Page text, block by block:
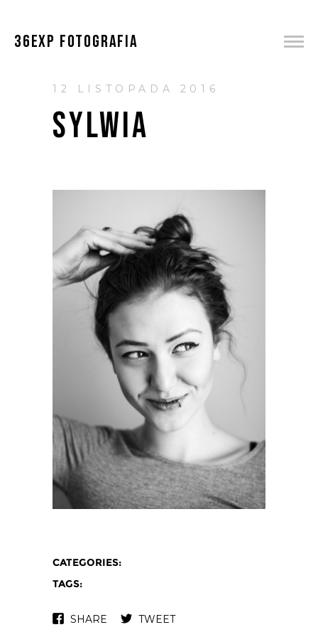
36EXP FOTOGRAFIA
12 LISTOPADA 2016
SYLWIA
CATEGORIES:
TAGS:
SHARE TWEET